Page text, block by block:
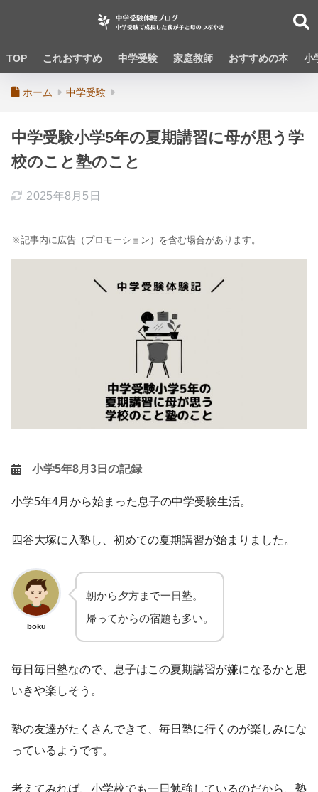
TOP これおすすめ 中学受験 家庭教師 おすすめの本 小
ホーム 中学受験
中学受験小学5年の夏期講習に母が思う学
校のこと塾のこと
2025年8月5日
※記事内に広告（プロモーション）を含む場合があります。
小学5年8月3日の記録
小学5年4月から始まった息子の中学受験生活。
四谷大塚に入塾し、初めての夏期講習が始まりました。
boku
朝から夕方まで一日塾。
帰ってからの宿題も多い。
毎日毎日塾なので、息子はこの夏期講習が嫌になるかと思
いきや楽しそう。
塾の友達がたくさんできて、毎日塾に行くのが楽しみにな
っているようです。
考えてみれば、小学校でも一日勉強しているのだから、塾